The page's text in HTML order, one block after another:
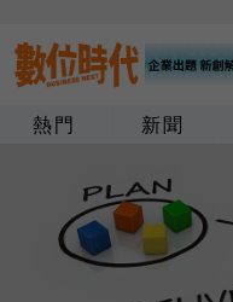
熱門 新聞